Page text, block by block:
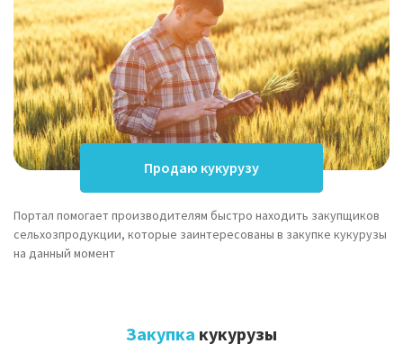
Продаю кукурузу
Портал помогает производителям быстро находить закупщиков
сельхозпродукции, которые заинтересованы в закупке кукурузы
на данный момент
Закупка кукурузы